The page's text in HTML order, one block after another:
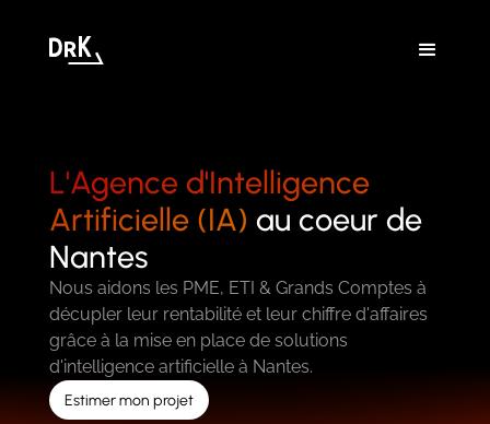
L'Agence d'Intelligence
Artificielle (IA) au coeur de
Nantes
Nous aidons les PME, ETI & Grands Comptes à
décupler leur rentabilité et leur chiffre d'affaires
grâce à la mise en place de solutions
d'intelligence artificielle à Nantes.
Estimer mon projet